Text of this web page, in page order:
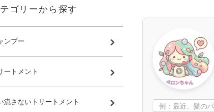
ゴリーから探す
ンプー
ートメント
流さないトリートメント